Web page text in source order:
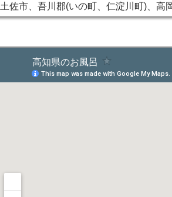
土佐市、吾川郡(いの町、仁淀川町)、高